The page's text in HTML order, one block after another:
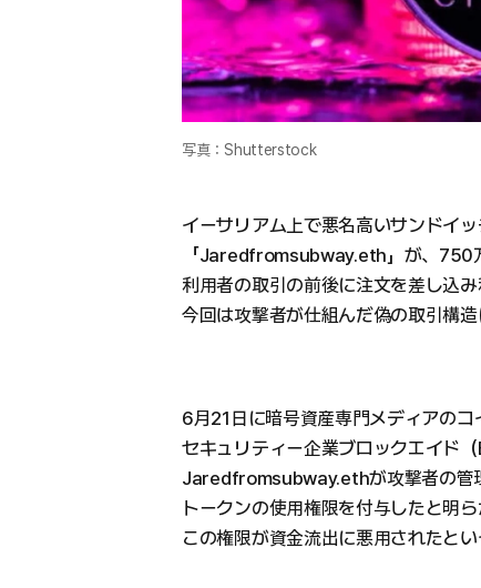
写真：Shutterstock
イーサリアム上で悪名高いサンドイ
「Jaredfromsubway.eth」が、750
利用者の取引の前後に注文を差し込
今回は攻撃者が仕組んだ偽の取引構造
6月21日に暗号資産専門メディアのコ
セキュリティー企業ブロックエイド
Jaredfromsubway.ethが攻撃者の管
トークンの使用権限を付与したと明ら
この権限が資金流出に悪用されたとい